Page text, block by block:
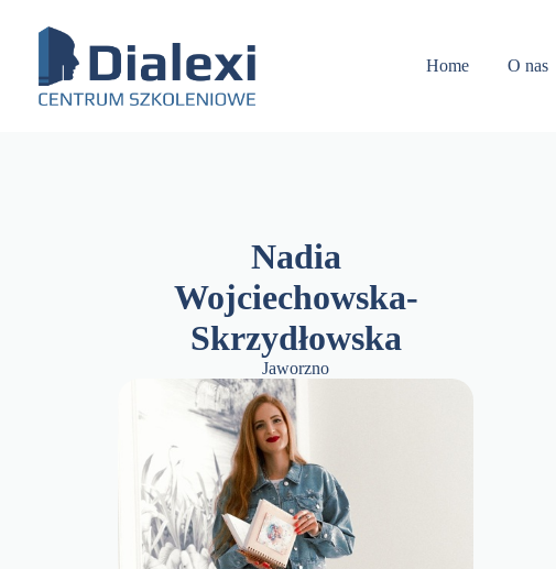
Home
O nas
Nadia
Wojciechowska-
Skrzydłowska
Jaworzno